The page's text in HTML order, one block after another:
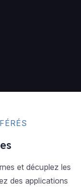
et décuplez les
des applications